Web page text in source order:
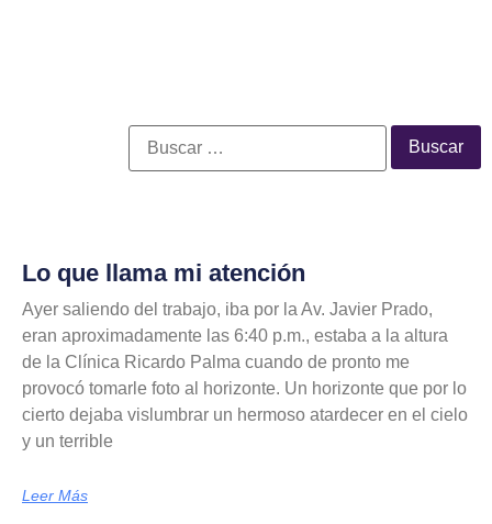
Lo que llama mi atención
Ayer saliendo del trabajo, iba por la Av. Javier Prado,
eran aproximadamente las 6:40 p.m., estaba a la altura
de la Clínica Ricardo Palma cuando de pronto me
provocó tomarle foto al horizonte. Un horizonte que por lo
cierto dejaba vislumbrar un hermoso atardecer en el cielo
y un terrible
Leer Más